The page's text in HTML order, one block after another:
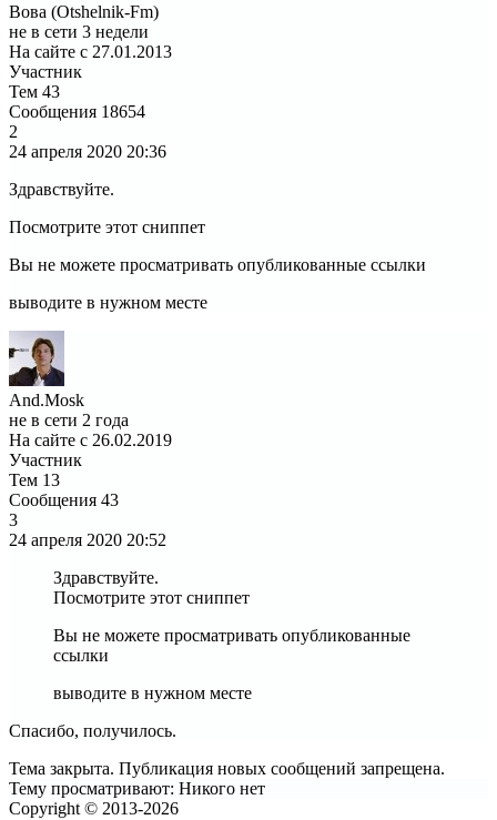
Вова (Otshelnik-Fm)
не в сети 3 недели
На сайте с 27.01.2013
Участник
Тем 43
Сообщения 18654
2
24 апреля 2020 20:36
Здравствуйте.
Посмотрите этот сниппет
Вы не можете просматривать опубликованные ссылки
выводите в нужном месте
And.Mosk
не в сети 2 года
На сайте с 26.02.2019
Участник
Тем 13
Сообщения 43
3
24 апреля 2020 20:52
Здравствуйте.
Посмотрите этот сниппет
Вы не можете просматривать опубликованные
ссылки
выводите в нужном месте
Спасибо, получилось.
Тема закрыта. Публикация новых сообщений запрещена.
Тему просматривают: Никого нет
Copyright © 2013-2026